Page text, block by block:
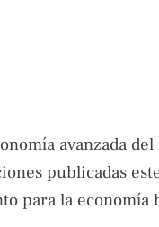
avanzada
publicadas
para la economía